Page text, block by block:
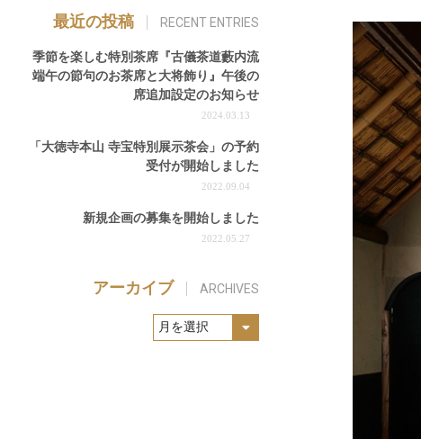
最近の投稿 RECENT ENTRIES
季節を楽しむ特別茶席『古儀茶道藪内流
端午の節句のお茶席と大将飾り』午後の
席追加設定のお知らせ
2024.03.13
「大徳寺本山 寺宝特別展示茶会」の予約
受付が開始しました
2022.09.04
新規企画の募集を開始しました
2022.05.27
アーカイブ ARCHIVES